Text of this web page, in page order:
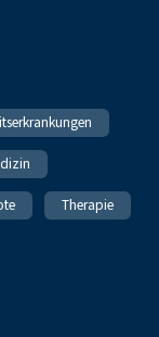
Therapie